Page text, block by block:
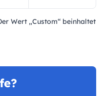
Wert „Custom“ beinhaltet